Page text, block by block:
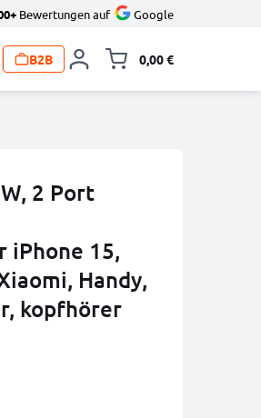
Bewertungen auf Google
B2B 0,00 €
2 Port
iPhone 15,
Handy,
kopfhörer